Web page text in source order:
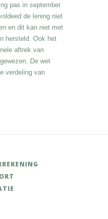
pas in september
de lening niet
en dit kan niet met
hersteld. Ook het
aftrek van
De wet
verdeling van